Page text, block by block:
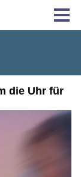
die Uhr für